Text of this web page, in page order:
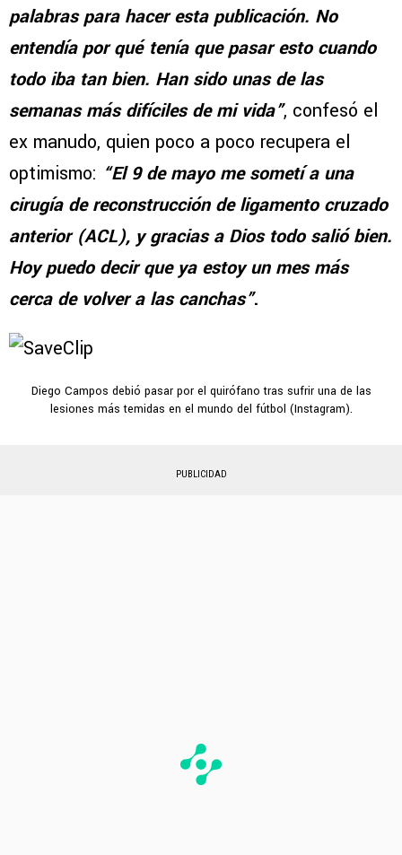
palabras para hacer esta publicación. No
entendía por qué tenía que pasar esto cuando
todo iba tan bien. Han sido unas de las
semanas más difíciles de mi vida”, confesó el
ex manudo, quien poco a poco recupera el
optimismo: “El 9 de mayo me sometí a una
cirugía de reconstrucción de ligamento cruzado
anterior (ACL), y gracias a Dios todo salió bien.
Hoy puedo decir que ya estoy un mes más
cerca de volver a las canchas”.
Diego Campos debió pasar por el quirófano tras sufrir una de las
lesiones más temidas en el mundo del fútbol (Instagram).
PUBLICIDAD